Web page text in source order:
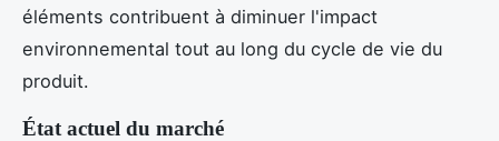
éléments contribuent à diminuer l'impact
environnemental tout au long du cycle de vie du
produit.
État actuel du marché